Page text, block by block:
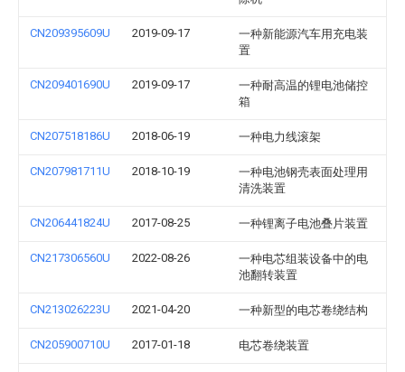
CN209395609U 2019-09-17
一种新能源汽车用充电装
置
CN209401690U 2019-09-17
一种耐高温的锂电池储控
箱
CN207518186U 2018-06-19 一种电力线滚架
CN207981711U 2018-10-19
一种电池钢壳表面处理用
清洗装置
CN206441824U 2017-08-25 一种锂离子电池叠片装置
CN217306560U 2022-08-26
一种电芯组装设备中的电
池翻转装置
CN213026223U 2021-04-20 一种新型的电芯卷绕结构
CN205900710U 2017-01-18 电芯卷绕装置